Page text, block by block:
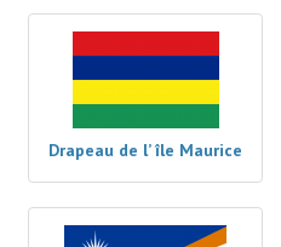
Drapeau de l’ île Maurice